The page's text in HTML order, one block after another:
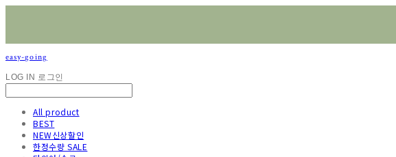
easy-going
LOG IN 로그인
All product
BEST
NEW신상할인
한정수량 SALE